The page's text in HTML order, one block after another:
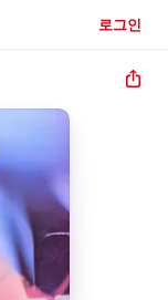
로그인